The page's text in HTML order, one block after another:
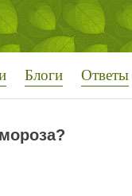
Блоги Ответы